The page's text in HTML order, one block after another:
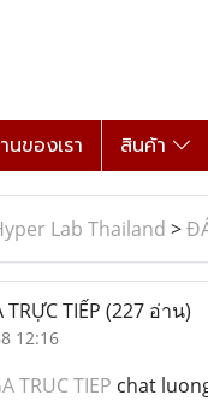
นของเรา สินค้า
Lab Thailand >
TIẾP (227 อ่าน)
12:16
TRUC TIEP chat